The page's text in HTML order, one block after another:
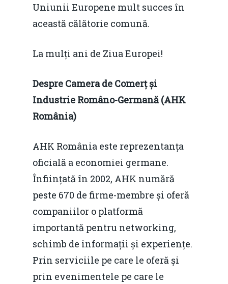
Uniunii Europene mult succes în
această călătorie comună.
La mulți ani de Ziua Europei!
Despre Camera de Comerț și
Industrie Româno-Germană (AHK
România)
AHK România este reprezentanța
oficială a economiei germane.
Înființată în 2002, AHK numără
peste 670 de firme-membre și oferă
companiilor o platformă
importantă pentru networking,
schimb de informații și experiențe.
Prin serviciile pe care le oferă și
prin evenimentele pe care le